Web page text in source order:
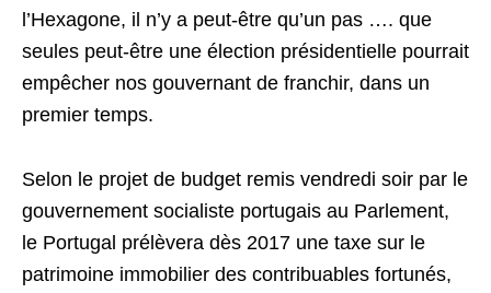
l’Hexagone, il n’y a peut-être qu’un pas …. que
seules peut-être une élection présidentielle pourrait
empêcher nos gouvernant de franchir, dans un
premier temps.
Selon le projet de budget remis vendredi soir par le
gouvernement socialiste portugais au Parlement,
le Portugal prélèvera dès 2017 une taxe sur le
patrimoine immobilier des contribuables fortunés,